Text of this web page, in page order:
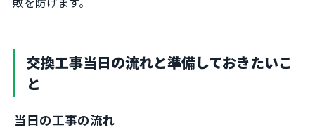
交換工事当日の流れと準備しておきたいこ
と
当日の工事の流れ